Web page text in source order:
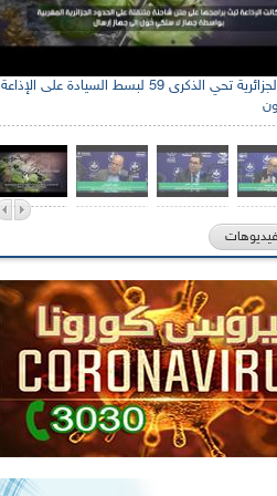
الإذاعة الجزائرية تحي الذكرى 59 لبسط السيادة على الإذاعة